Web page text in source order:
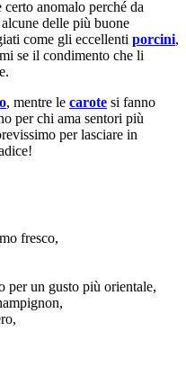
anomalo perché da
delle più buone
come gli eccellenti porcini,
se il condimento che li
, mentre le carote si fanno
per chi ama sentori più
per lasciare in
fresco,
per un gusto più orientale,